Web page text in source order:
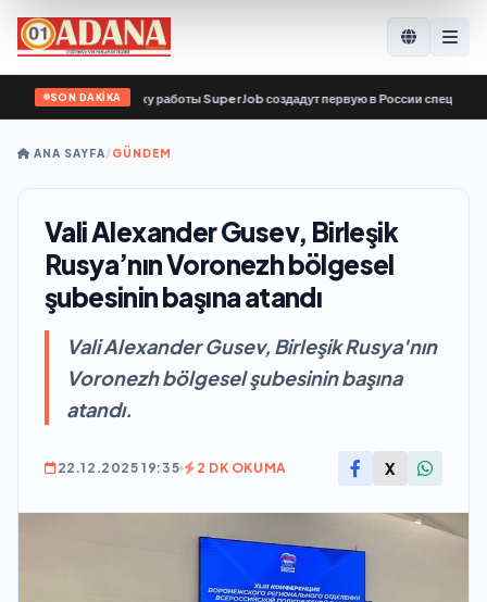
SON DAKİKA
и сервис по поиску работы SuperJob создадут первую в России
ANA SAYFA/GÜNDEM
Vali Alexander Gusev, Birleşik
Rusya’nın Voronezh bölgesel
şubesinin başına atandı
Vali Alexander Gusev, Birleşik Rusya'nın
Voronezh bölgesel şubesinin başına
atandı.
22.12.2025 19:35 2 DK OKUMA X